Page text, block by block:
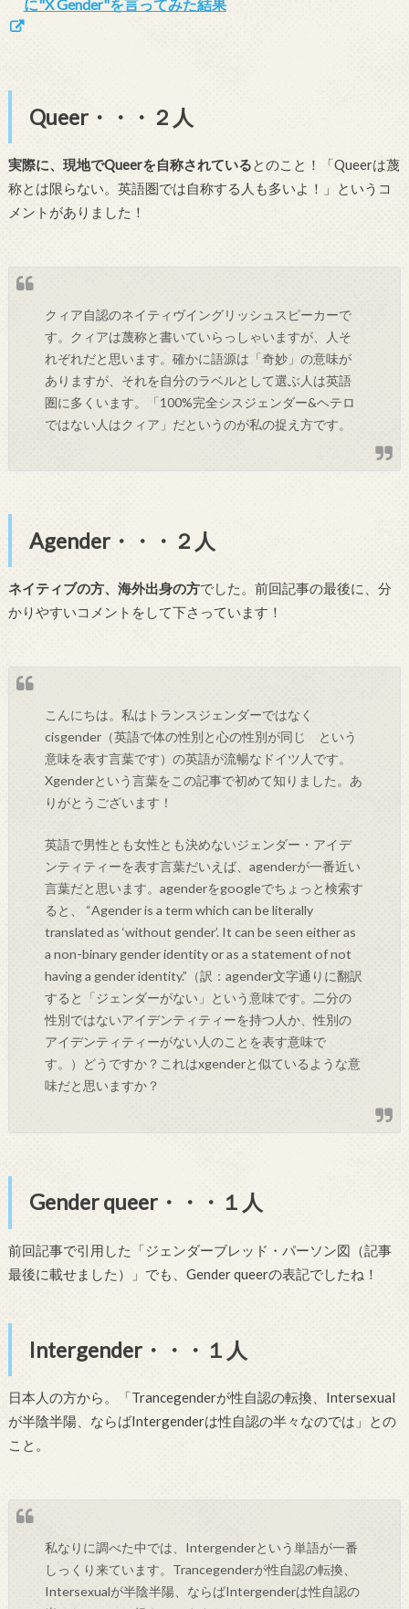
に"X Gender"を言ってみた結果
Queer・・・２人
実際に、現地でQueerを自称されているとのこと！「Queerは蔑
称とは限らない。英語圏では自称する人も多いよ！」というコ
メントがありました！
クィア自認のネイティヴイングリッシュスピーカーで
す。クィアは蔑称と書いていらっしゃいますが、人そ
れぞれだと思います。確かに語源は「奇妙」の意味が
ありますが、それを自分のラベルとして選ぶ人は英語
圏に多くいます。「100%完全シスジェンダー&ヘテロ
ではない人はクィア」だというのが私の捉え方です。
Agender・・・２人
ネイティブの方、海外出身の方でした。前回記事の最後に、分
かりやすいコメントをして下さっています！
こんにちは。私はトランスジェンダーではなく
cisgender（英語で体の性別と心の性別が同じ という
意味を表す言葉です）の英語が流暢なドイツ人です。
Xgenderという言葉をこの記事で初めて知りました。あ
りがとうございます！
英語で男性とも女性とも決めないジェンダー・アイデ
ンティティーを表す言葉だいえば、agenderが一番近い
言葉だと思います。agenderをgoogleでちょっと検索す
ると、 “Agender is a term which can be literally
translated as ‘without gender’. It can be seen either as
a non-binary gender identity or as a statement of not
having a gender identity.”（訳：agender文字通りに翻訳
すると「ジェンダーがない」という意味です。二分の
性別ではないアイデンティティーを持つ人か、性別の
アイデンティティーがない人のことを表す意味で
す。）どうですか？これはxgenderと似ているような意
味だと思いますか？
Gender queer・・・１人
前回記事で引用した「ジェンダーブレッド・パーソン図（記事
最後に載せました）」でも、Gender queerの表記でしたね！
Intergender・・・１人
日本人の方から。「Trancegenderが性自認の転換、Intersexual
が半陰半陽、ならばIntergenderは性自認の半々なのでは」との
こと。
私なりに調べた中では、Intergenderという単語が一番
しっくり来ています。Trancegenderが性自認の転換、
Intersexualが半陰半陽、ならばIntergenderは性自認の